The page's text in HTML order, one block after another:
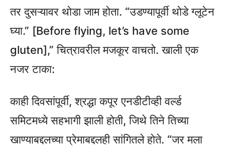
तर दुसऱ्यावर थोडा जाम होता. “उडण्यापूर्वी थोडे ग्लूटेन
घ्या.” [Before flying, let’s have some
gluten],” चित्रावरील मजकूर वाचतो. खाली एक
नजर टाका:
काही दिवसांपूर्वी, श्रद्धा कपूर एनडीटीव्ही वर्ल्ड
समिटमध्ये सहभागी झाली होती, जिथे तिने तिच्या
खाण्याबद्दलच्या प्रेमाबद्दलही सांगितले होते. “जर मला